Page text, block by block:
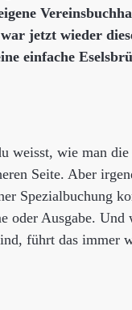
jetzt wieder
einfache
weisst, wie man
Seite. Aber
Spezialbuchung
oder Ausgabe.
führt das immer